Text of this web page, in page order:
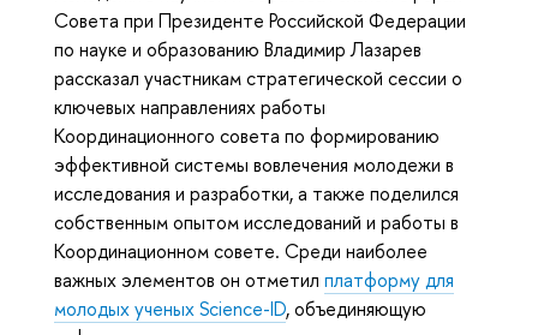
Совета при Президенте Российской Федерации
по науке и образованию Владимир Лазарев
рассказал участникам стратегической сессии о
ключевых направлениях работы
Координационного совета по формированию
эффективной системы вовлечения молодежи в
исследования и разработки, а также поделился
собственным опытом исследований и работы в
Координационном совете. Среди наиболее
важных элементов он отметил платформу для
молодых ученых Science-ID, объединяющую